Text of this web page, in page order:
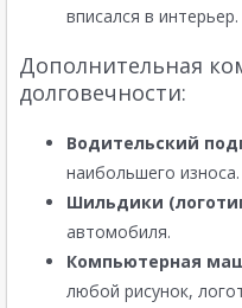
вписался в интерьер.
Дополнительная
долговечности:
Водительский
наибольшего износа.
Шильдики
автомобиля.
Компьютерная
любой рисунок,